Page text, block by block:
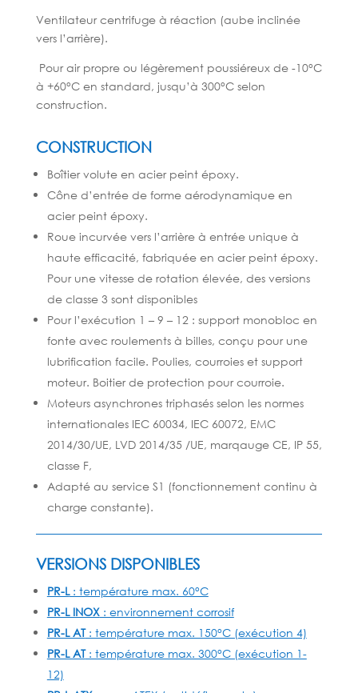
Ventilateur centrifuge à réaction (aube inclinée
vers l’arrière).
Pour air propre ou légèrement poussiéreux de -10°C
à +60°C en standard, jusqu’à 300°C selon
construction.
CONSTRUCTION
Boîtier volute en acier peint époxy.
Cône d’entrée de forme aérodynamique en
acier peint époxy.
Roue incurvée vers l’arrière à entrée unique à
haute efficacité, fabriquée en acier peint époxy.
Pour une vitesse de rotation élevée, des versions
de classe 3 sont disponibles
Pour l’exécution 1 – 9 – 12 : support monobloc en
fonte avec roulements à billes, conçu pour une
lubrification facile. Poulies, courroies et support
moteur. Boitier de protection pour courroie.
Moteurs asynchrones triphasés selon les normes
internationales IEC 60034, IEC 60072, EMC
2014/30/UE, LVD 2014/35 /UE, marqauge CE, IP 55,
classe F,
Adapté au service S1 (fonctionnement continu à
charge constante).
VERSIONS DISPONIBLES
PR-L: température max. 60°C
PR-L INOX: environnement corrosif
PR-L AT: température max. 150°C (exécution 4)
PR-L AT: température max. 300°C (exécution 1-
12)